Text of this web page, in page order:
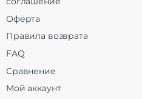
Оферта
Правила возврата
FAQ
Сравнение
Мой аккаунт